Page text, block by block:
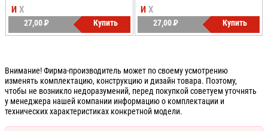
И Х
27,00P
УБ.
Купить
И Х
27,00P
УБ.
Купить
Внимание! Фирма-производитель может по своему усмотрению
изменять комплектацию, конструкцию и дизайн товара. Поэтому,
чтобы не возникло недоразумений, перед покупкой советуем уточнять
у менеджера нашей компании информацию о комплектации и
технических характеристиках конкретной модели.